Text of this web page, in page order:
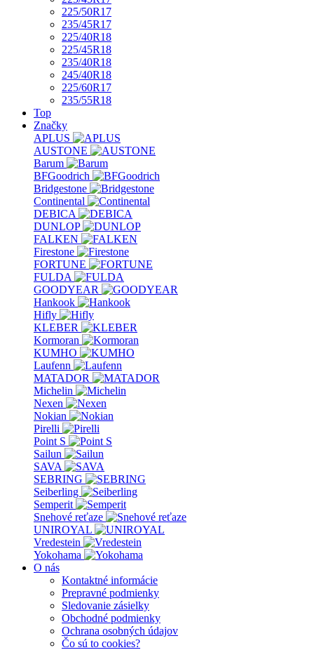
225/50R17
235/45R17
225/40R18
225/45R18
235/40R18
245/40R18
225/60R17
235/55R18
Top
Značky
APLUS
AUSTONE
Barum
BFGoodrich
Bridgestone
Continental
DEBICA
DUNLOP
FALKEN
Firestone
FORTUNE
FULDA
GOODYEAR
Hankook
Hifly
KLEBER
Kormoran
KUMHO
Laufenn
MATADOR
Michelin
Nexen
Nokian
Pirelli
Point S
Sailun
SAVA
SEBRING
Seiberling
Semperit
Snehové reťaze
UNIROYAL
Vredestein
Yokohama
O nás
Kontaktné informácie
Prepravné podmienky
Sledovanie zásielky
Obchodné podmienky
Ochrana osobných údajov
Čo sú to cookies?